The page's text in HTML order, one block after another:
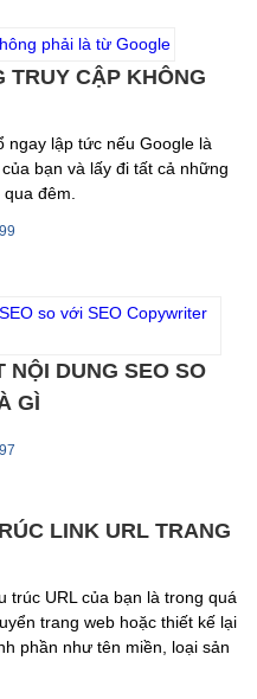
CẬP KHÔNG
ngay lập tức nếu Google là
bạn và lấy đi tất cả những
đêm.
DUNG SEO SO
GÌ
LINK URL TRANG
trúc URL của bạn là trong quá
trang web hoặc thiết kế lại
phần như tên miền, loại sản